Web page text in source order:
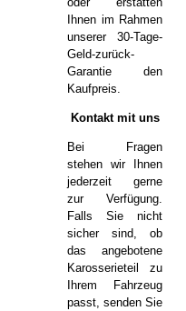
Ihnen im Rahmen
unserer 30-Tage-
Geld-zurück-
Garantie den
Kaufpreis.
Kontakt mit uns
Bei Fragen
stehen wir Ihnen
jederzeit gerne
zur Verfügung.
Falls Sie nicht
sicher sind, ob
das angebotene
Karosserieteil zu
Ihrem Fahrzeug
passt, senden Sie